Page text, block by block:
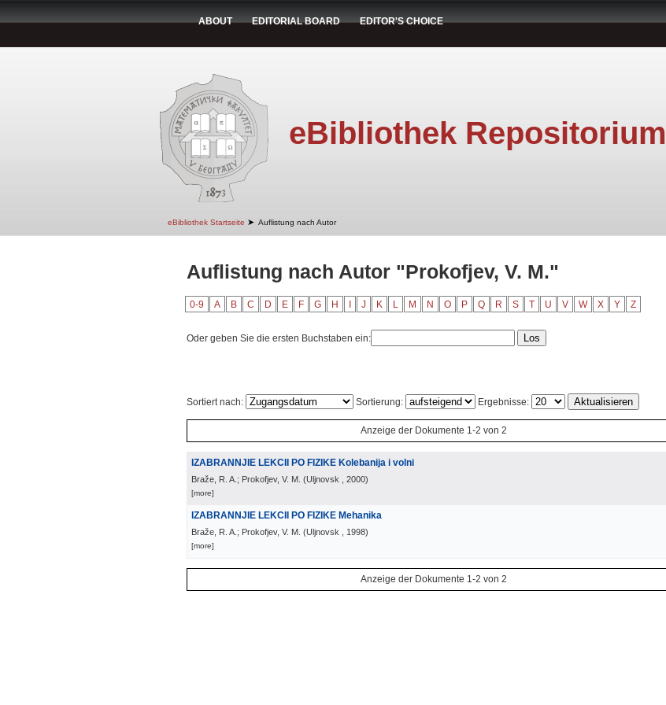
ABOUT EDITORIAL BOARD EDITOR'S CHOICE
eBibliothek Repositorium
eBibliothek Startseite ➤ Auflistung nach Autor
Auflistung nach Autor "Prokofjev, V. M."
0-9 A B C D E F G H J K L M N O P Q R S T U V W X Y Z
Oder geben Sie die ersten Buchstaben ein:
Sortiert nach: Sortierung: Ergebnisse:
Anzeige der Dokumente 1-2 von 2
IZABRANNJIE LEKCII PO FIZIKE Kolebanija i volni
Braže, R. A.; Prokofjev, V. M. (Uljnovsk , 2000)
[more]
IZABRANNJIE LEKCII PO FIZIKE Mehanika
Braže, R. A.; Prokofjev, V. M. (Uljnovsk , 1998)
[more]
Anzeige der Dokumente 1-2 von 2